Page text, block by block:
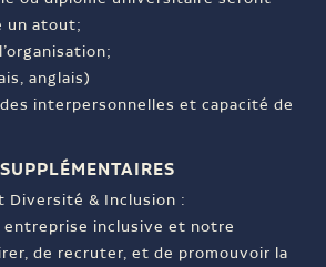
un atout;
anglais)
interpersonnelles et capacité de
Diversité & Inclusion :
entreprise inclusive et notre
de recruter, et de promouvoir la